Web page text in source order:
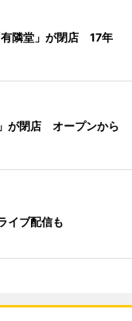
隣堂」が閉店 17年
が閉店 オープンから
イブ配信も